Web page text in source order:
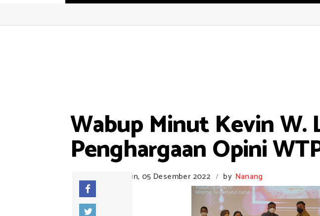
Wabup Minut Kevin
Penghargaan Opini
Senin, 05 Desember 2022 / by Nanang